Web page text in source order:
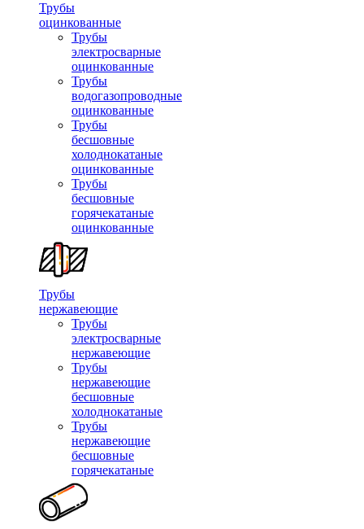
Трубы
оцинкованные
Трубы
электросварные
оцинкованные
Трубы
водогазопроводные
оцинкованные
Трубы
бесшовные
холоднокатаные
оцинкованные
Трубы
бесшовные
горячекатаные
оцинкованные
Трубы
нержавеющие
Трубы
электросварные
нержавеющие
Трубы
нержавеющие
бесшовные
холоднокатаные
Трубы
нержавеющие
бесшовные
горячекатаные